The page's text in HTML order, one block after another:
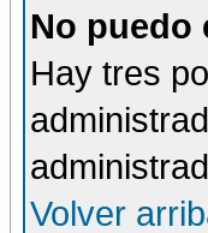
No puedo
Hay tres
Volver